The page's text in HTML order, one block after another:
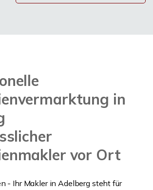
in
vor Ort
- Ihr Makler in Adelberg steht für